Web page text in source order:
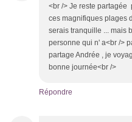
<br /> Je reste partagée
ces magnifiques plages
serais tranquille ... mais
personne qui n' a<br />
partage Andrée , je
bonne journée<br />
Répondre